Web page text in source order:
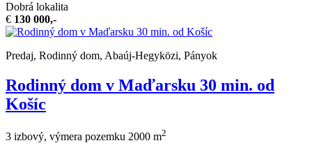
Dobrá lokalita
€ 130 000,-
Predaj, Rodinný dom, Abaúj-Hegyközi, Pányok
Rodinný dom v Maďarsku 30 min. od
Košíc
3 izbový, výmera pozemku 2000 m2